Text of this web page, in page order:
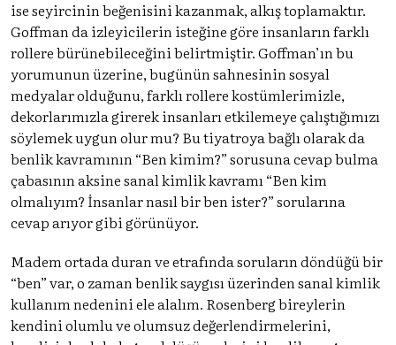
ise seyircinin beğenisini kazanmak, alkış toplamaktır.
Goffman da izleyicilerin isteğine göre insanların farklı
rollere bürünebileceğini belirtmiştir. Goffman’ın bu
yorumunun üzerine, bugünün sahnesinin sosyal
medyalar olduğunu, farklı rollere kostümlerimizle,
dekorlarımızla girerek insanları etkilemeye çalıştığımızı
söylemek uygun olur mu? Bu tiyatroya bağlı olarak da
benlik kavramının “Ben kimim?” sorusuna cevap bulma
çabasının aksine sanal kimlik kavramı “Ben kim
olmalıyım? İnsanlar nasıl bir ben ister?” sorularına
cevap arıyor gibi görünüyor.
Madem ortada duran ve etrafında soruların döndüğü̈ bir
“ben” var, o zaman benlik saygısı üzerinden sanal kimlik
kullanım nedenini ele alalım. Rosenberg bireylerin
kendini olumlu ve olumsuz değerlendirmelerini,